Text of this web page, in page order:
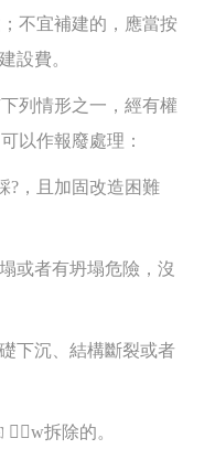
宜補建的，應當按
。
列情形之一，經有權
以作報廢處理：
，且加固改造困難
塌或者有坍塌危險，沒
下沉、結構斷裂或者
拆除的。